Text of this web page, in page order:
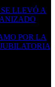
LLEVÓ A
POR LA